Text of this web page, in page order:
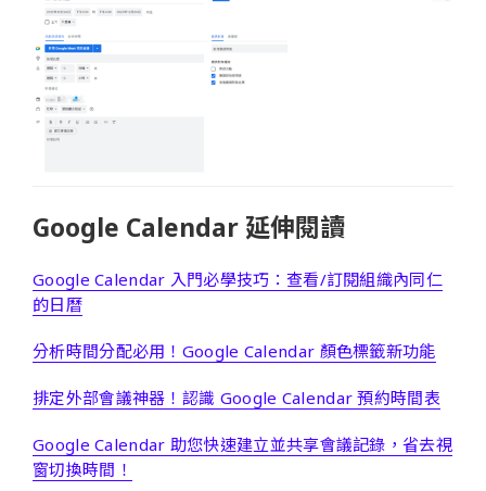
Google Calendar 延伸閱讀
Google Calendar 入門必學技巧：查看/訂閱組織內同仁
的日曆
分析時間分配必用！Google Calendar 顏色標籤新功能
排定外部會議神器！認識 Google Calendar 預約時間表
Google Calendar 助您快速建立並共享會議記錄，省去視
窗切換時間！